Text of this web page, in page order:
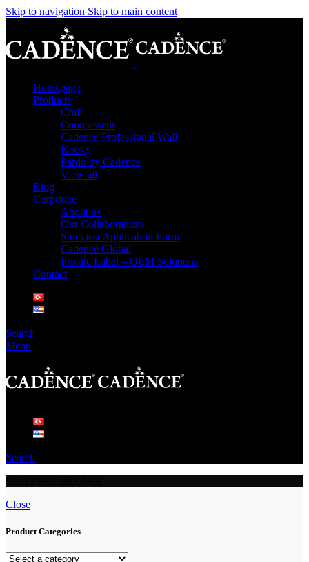
Skip to navigation Skip to main content
Homepage
Products
Craft
Connoisseur
Cadence Professional Wall
Kooky
Pardo by Cadence
View all
Blog
Corporate
About us
Our Collaborations
Stockiest Application Form
Cadence Global
Private Label – OEM Solutions
Contact
Search
Menu
Search
Close
Product Categories